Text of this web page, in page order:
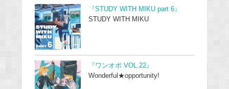
『STUDY WITH MIKU part 6』
STUDY WITH MIKU
『ワンオポ VOL.22』
Wonderful★opportunity!